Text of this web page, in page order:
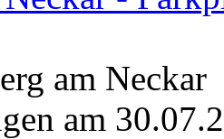
am Neckar
am